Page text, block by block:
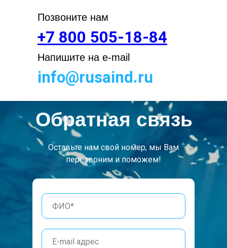
Позвоните нам
+7 800 505-18-84
Напишите на e-mail
info@rusaind.ru
Обратная связь
Оставьте нам свой номер, мы Вам
перезвоним и поможем!